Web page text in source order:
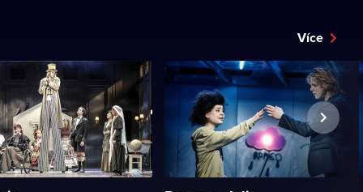
Více